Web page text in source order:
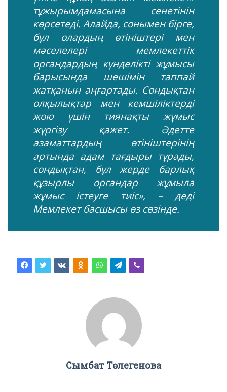
тұжырымдамасына сенетінін
көрсетеді. Алайда, сонымен бірге,
бұл олардың өтініштері мен
мәселелері мемлекеттік
органдардың күнделікті жұмысы
барысында шешімін таппай
жатқанын аңғартады. Сондықтан
олқылықтар мен кемшіліктерді
жою үшін тиянақты жұмыс
жүргізу қажет. Әдетте
азаматтардың өтініштерінің
артында адам тағдыры тұрады,
сондықтан, бұл жерде барлық
құзырлы органдар жұмыла
жұмыс істеуге тиіс», – деді
Мемлекет басшысы өз сөзінде.
Сымбат Төлегенова